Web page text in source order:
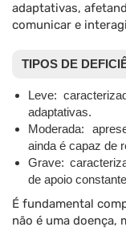
adaptativas,
comunicar e
TIPOS DE
Leve:
adaptativas.
Moderada:
ainda é capaz de
Grave:
de apoio
É fundamental
não é uma doença,